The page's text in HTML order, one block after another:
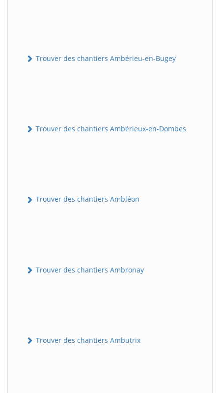
Trouver des chantiers Ambérieu-en-Bugey
Trouver des chantiers Ambérieux-en-Dombes
Trouver des chantiers Ambléon
Trouver des chantiers Ambronay
Trouver des chantiers Ambutrix